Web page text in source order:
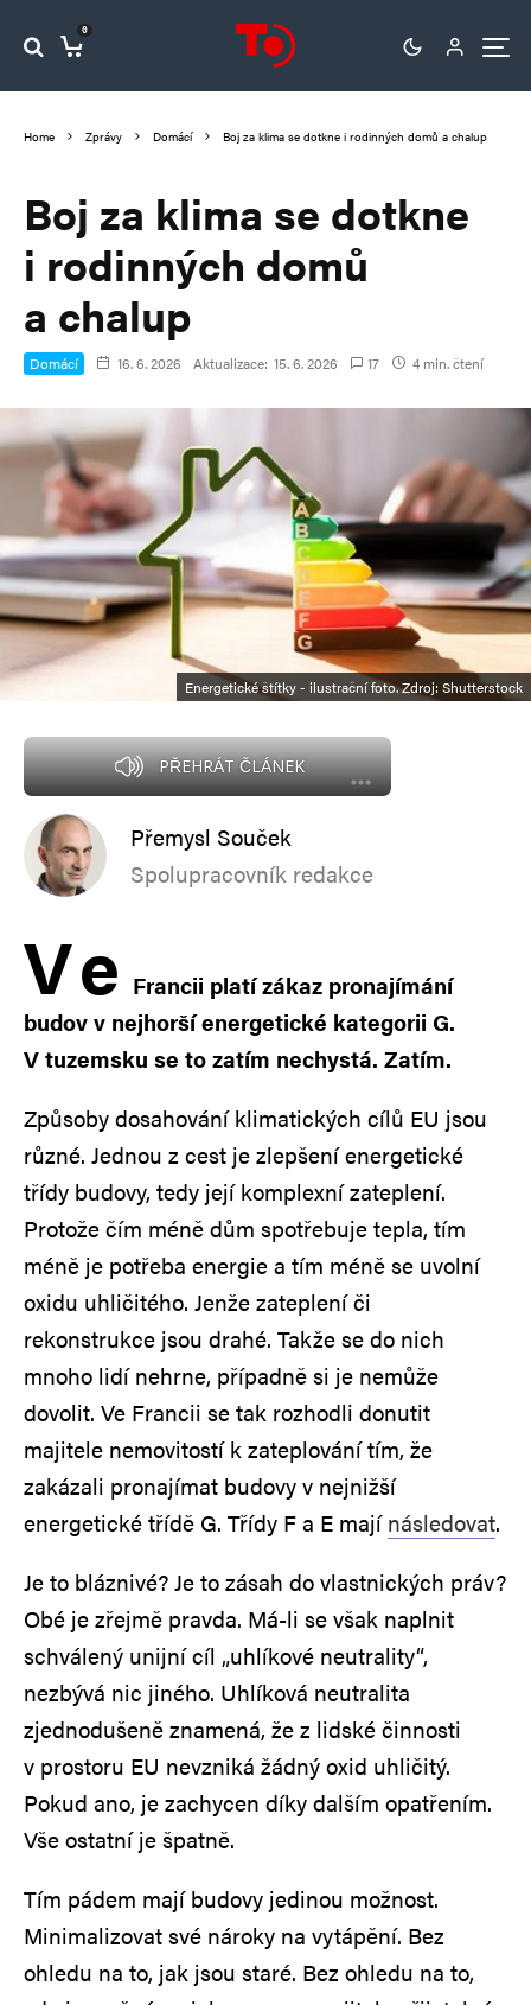
0
Home Zprávy Domácí Boj za klima se dotkne i rodinných domů a chalup
Boj za klima se dotkne
i rodinných domů
a chalup
Domácí 16. 6. 2026 Aktualizace: 15. 6. 2026 17 4 min. čtení
Energetické štítky - ilustrační foto. Zdroj: Shutterstock
PŘEHRÁT ČLÁNEK
Přemysl Souček
Spolupracovník redakce
Ve Francii platí zákaz pronajímání
budov v nejhorší energetické kategorii G.
V tuzemsku se to zatím nechystá. Zatím.
Způsoby dosahování klimatických cílů EU jsou
různé. Jednou z cest je zlepšení energetické
třídy budovy, tedy její komplexní zateplení.
Protože čím méně dům spotřebuje tepla, tím
méně je potřeba energie a tím méně se uvolní
oxidu uhličitého. Jenže zateplení či
rekonstrukce jsou drahé. Takže se do nich
mnoho lidí nehrne, případně si je nemůže
dovolit. Ve Francii se tak rozhodli donutit
majitele nemovitostí k zateplování tím, že
zakázali pronajímat budovy v nejnižší
energetické třídě G. Třídy F a E majínásledovat.
Je to bláznivé? Je to zásah do vlastnických práv?
Obé je zřejmě pravda. Má-li se však naplnit
schválený unijní cíl „uhlíkové neutrality“,
nezbývá nic jiného. Uhlíková neutralita
zjednodušeně znamená, že z lidské činnosti
v prostoru EU nevzniká žádný oxid uhličitý.
Pokud ano, je zachycen díky dalším opatřením.
Vše ostatní je špatně.
Tím pádem mají budovy jedinou možnost.
Minimalizovat své nároky na vytápění. Bez
ohledu na to, jak jsou staré. Bez ohledu na to,